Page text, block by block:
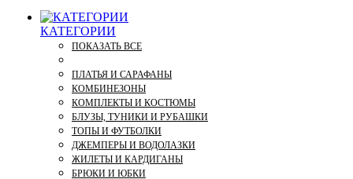
КАТЕГОРИИ
ПОКАЗАТЬ ВСЕ
ПЛАТЬЯ И САРАФАНЫ
КОМБИНЕЗОНЫ
КОМПЛЕКТЫ И КОСТЮМЫ
БЛУЗЫ, ТУНИКИ И РУБАШКИ
ТОПЫ И ФУТБОЛКИ
ДЖЕМПЕРЫ И ВОДОЛАЗКИ
ЖИЛЕТЫ И КАРДИГАНЫ
БРЮКИ И ЮБКИ